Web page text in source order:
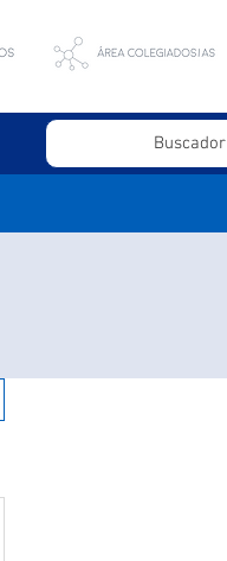
Buscador